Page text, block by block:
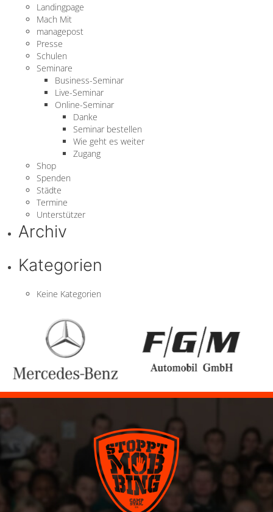
Landingpage
Mach Mit
managepost
Presse
Schulen
Seminare
Business-Seminar
Live-Seminar
Online-Seminar
Danke
Seminar bestellen
Wie geht es weiter
Zugang
Shop
Spenden
Städte
Termine
Unterstützer
Archiv
Kategorien
Keine Kategorien